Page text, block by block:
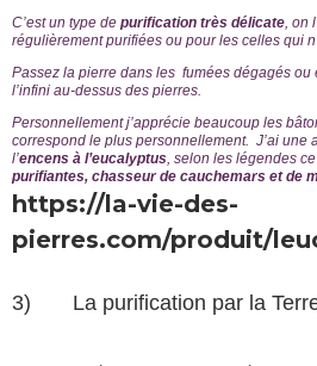
C’est un type de purification très délicate, on
régulièrement purifiées ou pour les celles qui
Passez la pierre dans les fumées dégagés ou
l’infini au-dessus des pierres.
Personnellement j’apprécie beaucoup les
correspond le plus personnellement. J’ai une
l’encens à l’eucalyptus, selon les légendes
purifiantes, chasseur de cauchemars et de
https://la-vie-des-
pierres.com/produit/
3) La purification par la